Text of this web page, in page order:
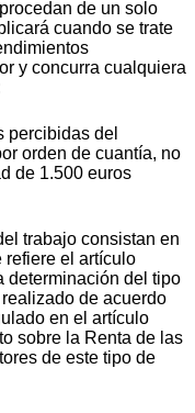
de un solo
cuando se trate
y concurra cualquiera
percibidas del
orden de cuantía, no
de 1.500 euros
trabajo consistan en
refiere el artículo
determinación del tipo
de acuerdo
en el artículo
sobre la Renta de las
de este tipo de